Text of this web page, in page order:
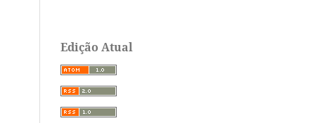
Edição Atual